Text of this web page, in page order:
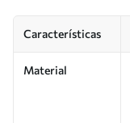
Características
Material